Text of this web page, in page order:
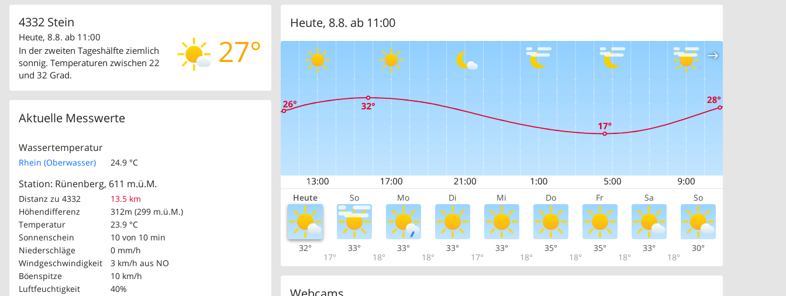
4332 Stein
27°
Heute, 8.8. ab 11:00
In der zweiten Tageshälfte ziemlich
sonnig. Temperaturen zwischen 22
und 32 Grad.
Aktuelle Messwerte
Wassertemperatur
Rhein (Oberwasser) 24.9 °C
Station: Rünenberg, 611 m.ü.M.
Distanz zu 4332
13.5 km
Höhendifferenz
312m (299 m.ü.M.)
Temperatur
23.9 °C
Sonnenschein
10 von 10 min
Niederschläge
0 mm/h
Windgeschwindigkeit
3 km/h aus NO
Böenspitze
10 km/h
Luftfeuchtigkeit
40%
Heute, 8.8. ab 11:00
Heute So Mo Di Mi Do Fr Sa So
32°
17°
33°
18°
33°
18°
33°
17°
33°
18°
35°
18°
35°
18°
33°
18°
30°